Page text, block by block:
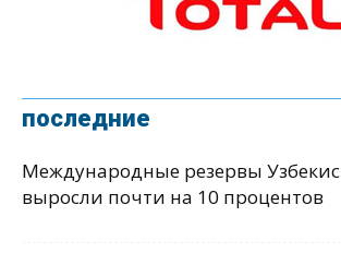
последние
Международные резервы
выросли почти на 10 процентов